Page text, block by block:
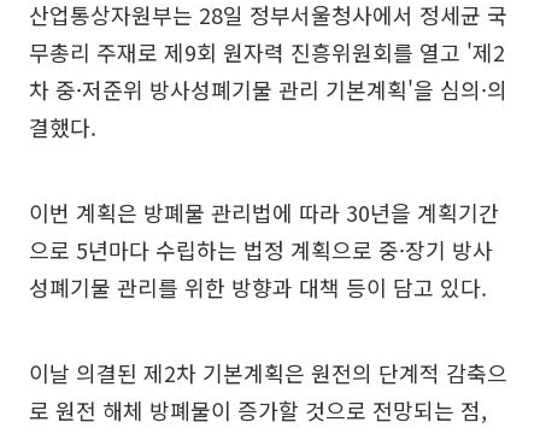
산업통상자원부는 28일 정부서울청사에서 정세균 국
무총리 주재로 제9회 원자력 진흥위원회를 열고 '제2
차 중·저준위 방사성폐기물 관리 기본계획'을 심의·의
결했다.
이번 계획은 방폐물 관리법에 따라 30년을 계획기간
으로 5년마다 수립하는 법정 계획으로 중·장기 방사
성폐기물 관리를 위한 방향과 대책 등이 담고 있다.
이날 의결된 제2차 기본계획은 원전의 단계적 감축으
로 원전 해체 방폐물이 증가할 것으로 전망되는 점,